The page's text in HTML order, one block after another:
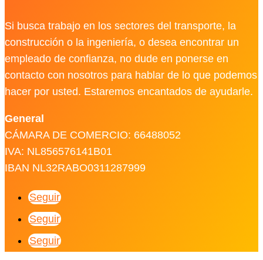
Si busca trabajo en los sectores del transporte, la
construcción o la ingeniería, o desea encontrar un
empleado de confianza, no dude en ponerse en
contacto con nosotros para hablar de lo que podemos
hacer por usted. Estaremos encantados de ayudarle.
General
CÁMARA DE COMERCIO: 66488052
IVA: NL856576141B01
IBAN NL32RABO0311287999
Seguir
Seguir
Seguir